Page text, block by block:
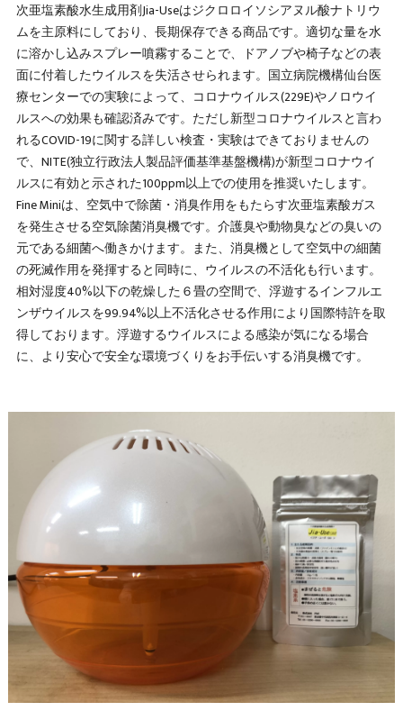
次亜塩素酸水生成用剤Jia-Useはジクロロイソシアヌル酸ナトリウ
ムを主原料にしており、長期保存できる商品です。適切な量を水
に溶かし込みスプレー噴霧することで、ドアノブや椅子などの表
面に付着したウイルスを失活させられます。国立病院機構仙台医
療センターでの実験によって、コロナウイルス(229E)やノロウイ
ルスへの効果も確認済みです。ただし新型コロナウイルスと言わ
れるCOVID-19に関する詳しい検査・実験はできておりませんの
で、NITE(独立行政法人製品評価基準基盤機構)が新型コロナウイ
ルスに有効と示された100ppm以上での使用を推奨いたします。
Fine Miniは、空気中で除菌・消臭作用をもたらす次亜塩素酸ガス
を発生させる空気除菌消臭機です。介護臭や動物臭などの臭いの
元である細菌へ働きかけます。また、消臭機として空気中の細菌
の死滅作用を発揮すると同時に、ウイルスの不活化も行います。
相対湿度40%以下の乾燥した６畳の空間で、浮遊するインフルエ
ンザウイルスを99.94%以上不活化させる作用により国際特許を取
得しております。浮遊するウイルスによる感染が気になる場合
に、より安心で安全な環境づくりをお手伝いする消臭機です。